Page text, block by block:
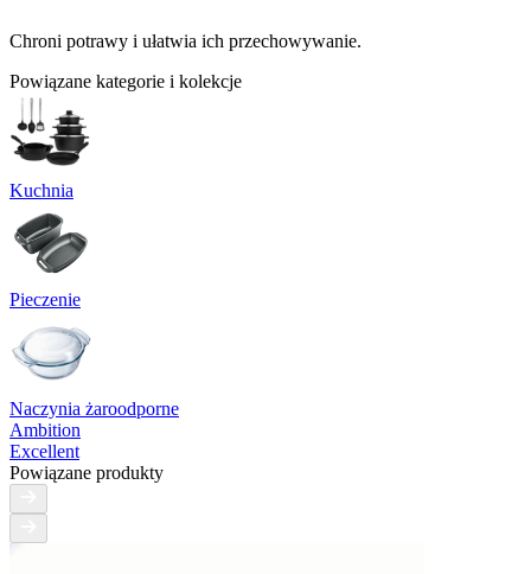
Chroni potrawy i ułatwia ich przechowywanie.
Powiązane kategorie i kolekcje
Kuchnia
Pieczenie
Naczynia żaroodporne
Ambition
Excellent
Powiązane produkty